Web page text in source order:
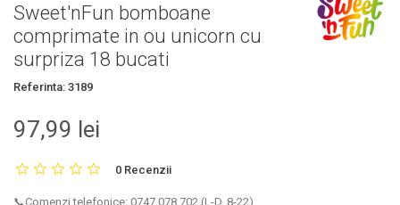
Sweet'nFun bomboane
comprimate in ou unicorn cu
surpriza 18 bucati
Referinta: 3189
97,99 lei
0 Recenzii
📞Comenzi telefonice: 0747.078.702 (L-D, 8-22)